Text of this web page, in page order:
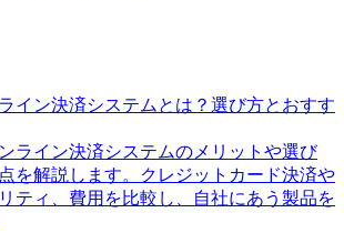
イン決済システムとは？選び方とおすす
ライン決済システムのメリットや選び
を解説します。クレジットカード決済や
ティ、費用を比較し、自社にあう製品を